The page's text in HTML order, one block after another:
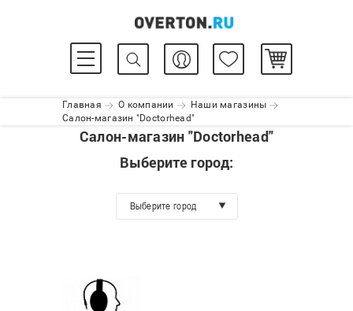
Главная О компании
Наши магазины
Салон-магазин "Doctorhead"
Салон-магазин "Doctorhead"
Выберите город:
Выберите город